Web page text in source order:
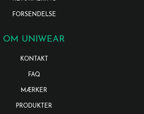
FORSENDELSE
OM UNIWEAR
KONTAKT
FAQ
MÆRKER
PRODUKTER